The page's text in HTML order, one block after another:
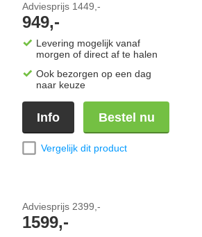
Adviesprijs 1449,-
949,-
Levering mogelijk vanaf
morgen of direct af te halen
Ook bezorgen op een dag
naar keuze
Info Bestel nu
Vergelijk dit product
Adviesprijs 2399,-
1599,-